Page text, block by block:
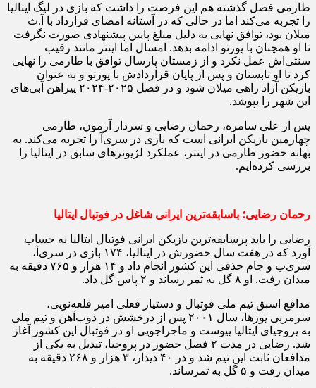
طارمی فصل گذشته هم این فرصت را داشت که بازی در لیگ ایتالیا
را تجربه می‌کند اما در حالی که در آستانه امضای قرارداد با آ.ث
میلان بود، توافق نهایی به دلیل مبلغ پایین پیشنهادی صورت نگرفت
تا او همچنان با پورتو ادامه بدهد. امسال اما اینتر مانند رقیب
سنتی‌اش عمل نکرد و از زمستان پارسال توافق با طارمی را نهایی
کرد تا او تابستان و پس از پایان قراردادش با پورتو و به عنوان
بازیکن آزاد راهی میلان شود و در فصل ۲۰۲۵-۲۰۲۴ پیراهن آبی‌های
این شهر را بپوشد.
پس از علی سامره، رحمان رضایی و سردار آزمون، طارمی
چهارمین بازیکن ایرانی است که بازی در سری‌آ را تجربه می‌کند. به
بهانه حضور طارمی در اینتر، عملکرد لژیونرهای سابق در ایتالیا را
بررسی کرده‌ایم.
رحمان رضایی؛ باسابقه‌ترین ایرانی شاغل در فوتبال ایتالیا
رضایی را باید پرسابقه‌ترین بازیکن ایرانی فوتبال ایتالیا به حساب
آورد که در هفت سال حضورش در ایتالیا، ۱۷۴ بازی در سری‌آ،
سری‎‌ب و جام حذفی این کشور انجام داد و ۱۴ هزار و ۷۶۵ دقیقه به
میدان رفت. او ۸ گل به ثمر رساند و ۲ پاس گل داد.
مدافع اسبق تیم ملی فوتبال و دستیار فعلی امیر قلعه‌نویی،
سرمربی یوزها، سال ۲۰۰۱ پس از درخشش در ذوب‌آهن و تیم ملی
به پروجیای ایتالیا پیوست و ماجراجویی او در فوتبال این کشور آغاز
شد. رضایی در مدت ۲ فصل حضور در پروجیا، تبدیل به یکی از
مدافعان ثابت این تیم شد و در ۴۰ دیدار، ۳ هزار و ۲۶۸ دقیقه به
میدان رفت و ۵ گل به ثمرساند.